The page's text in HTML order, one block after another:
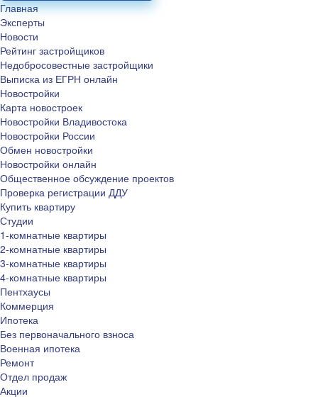
Главная
Эксперты
Новости
Рейтинг застройщиков
Недобросовестные застройщики
Выписка из ЕГРН онлайн
Новостройки
Карта новостроек
Новостройки Владивостока
Новостройки России
Обмен новостройки
Новостройки онлайн
Общественное обсуждение проектов
Проверка регистрации ДДУ
Купить квартиру
Студии
1-комнатные квартиры
2-комнатные квартиры
3-комнатные квартиры
4-комнатные квартиры
Пентхаусы
Коммерция
Ипотека
Без первоначального взноса
Военная ипотека
Ремонт
Отдел продаж
Акции